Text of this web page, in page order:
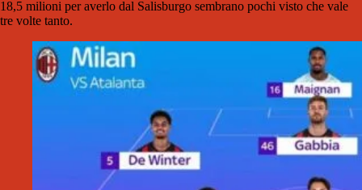
18,5 milioni per averlo dal Salisburgo sembrano pochi visto che vale
tre volte tanto.